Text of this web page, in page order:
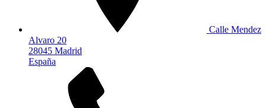
Calle Mendez
Alvaro 20
28045 Madrid
España